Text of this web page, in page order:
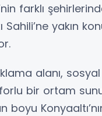
farklı
yakın
alanı,
bir ortam